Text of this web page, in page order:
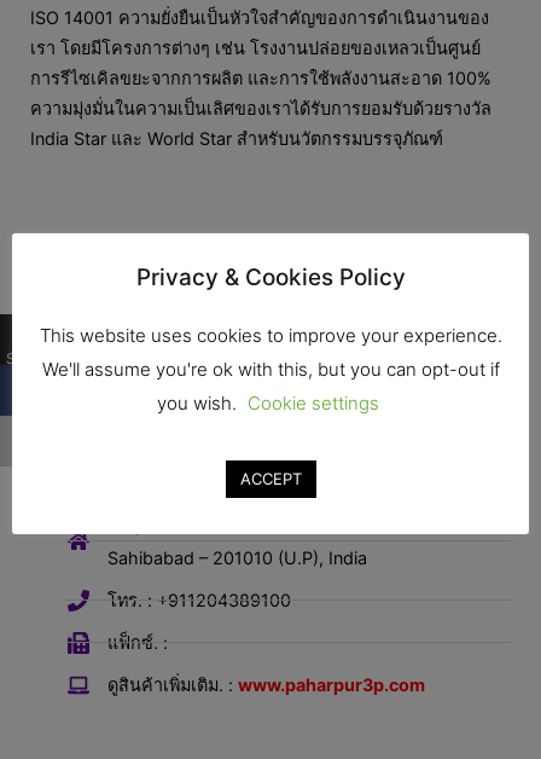
ISO 14001 ความยั่งยืนเป็นหัวใจสำคัญของการดำเนินงานของ
เรา โดยมีโครงการต่างๆ เช่น โรงงานปล่อยของเหลวเป็นศูนย์
การรีไซเคิลขยะจากการผลิต และการใช้พลังงานสะอาด 100%
ความมุ่งมั่นในความเป็นเลิศของเราได้รับการยอมรับด้วยรางวัล
India Star และ World Star สำหรับนวัตกรรมบรรจุภัณฑ์
Sahibabad – 201010 (U.P), India
โทร. : +911204389100
แฟ็กซ์. :
ดูสินค้าเพิ่มเติม. :www.paharpur3p.com
Privacy & Cookies Policy
This website uses cookies to improve your experience.
We'll assume you're ok with this, but you can opt-out if
you wish. Cookie settings
ACCEPT
Shares